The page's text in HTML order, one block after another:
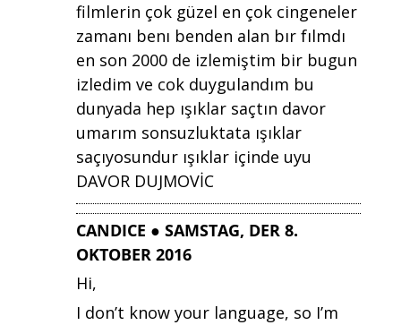
filmlerin çok güzel en çok cingeneler
zamanı benı benden alan bır fılmdı
en son 2000 de izlemiştim bir bugun
izledim ve cok duygulandım bu
dunyada hep ışıklar saçtın davor
umarım sonsuzluktata ışıklar
saçıyosundur ışıklar içinde uyu
DAVOR DUJMOVİC
CANDICE ● SAMSTAG, DER 8.
OKTOBER 2016
Hi,
I don’t know your language, so I’m